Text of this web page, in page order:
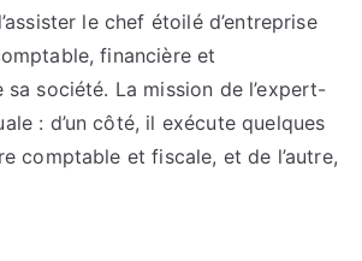
expert
immobilier
le chef étoilé d’entreprise
financière et
société. La mission de l’expert-
: d’un côté, il exécute quelques
comptable et fiscale, et de l’autre,